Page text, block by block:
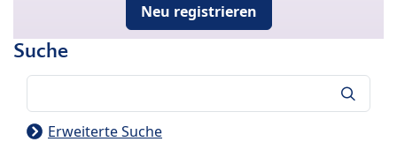
Neu registrieren
Suche
Erweiterte Suche